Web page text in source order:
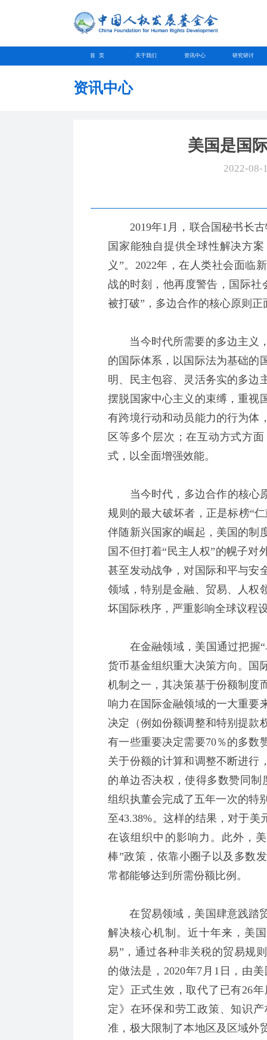
首 页 关于我们 资讯中心 研究研讨
资讯中心
美国是国
2022-08-
2019年1月，联合国秘书长古
国家能独自提供全球性解决方
义”。2022年，在人类社会面临
战的时刻，他再度警告，国际
被打破”，多边合作的核心原则
当今时代所需要的多边主义，
的国际体系，以国际法为基础的
明、民主包容、灵活务实的多边
摆脱国家中心主义的束缚，重视
有跨境行动和动员能力的行为体
区等多个层次；在互动方式方
式，以全面增强效能。
当今时代，多边合作的核心原
规则的最大破坏者，正是标榜“
伴随新兴国家的崛起，美国的制
国不但打着“民主人权”的幌子对
甚至发动战争，对国际和平与安
领域，特别是金融、贸易、人权
坏国际秩序，严重影响全球议程
在金融领域，美国通过把握“
货币基金组织重大决策方向。国
机制之一，其决策基于份额制度
响力在国际金融领域的一大重要
决定（例如份额调整和特别提款
有一些重要决定需要70％的多数
关于份额的计算和调整不断进行
的单边否决权，使得多数赞同制
组织执董会完成了五年一次的特
至43.38%。这样的结果，对于
在该组织中的影响力。此外，
棒”政策，依靠小圈子以及多数
常都能够达到所需份额比例。
在贸易领域，美国肆意践踏贸
解决核心机制。近十年来，美
易”，通过各种非关税的贸易规
的做法是，2020年7月1日，由
定》正式生效，取代了已有26
定》在环保和劳工政策、知识
准，极大限制了本地区及区域外